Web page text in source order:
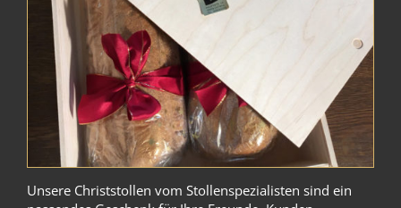
Unsere Christstollen vom Stollenspezialisten sind ein